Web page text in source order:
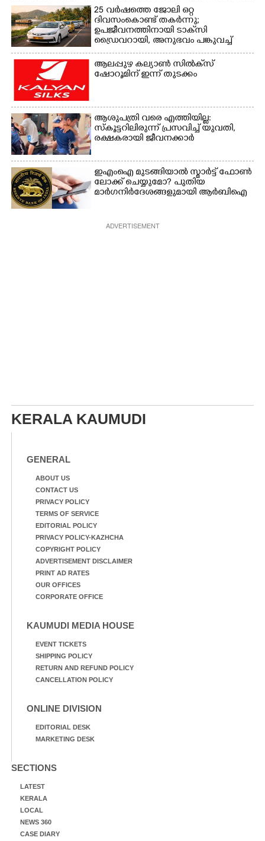
25 വർഷത്തെ ജോലി ഒറ്റ
ദിവസംകൊണ്ട് തകർന്നു;
ഉപജീവനത്തിനായി ടാക്‌സി
ഡ്രൈവറായി,​ അനുഭവം പങ്കുവച്ച്
യുവതി
ആലപ്പുഴ കല്യാൺ സിൽക്‌സ്
ഷോറൂമിന് ഇന്ന് തുടക്കം
ആശുപത്രി വരെ എത്തിയില്ല:
സ്കൂട്ടറിലിരുന്ന് പ്രസവിച്ച് യുവതി,
രക്ഷകരായി ജീവനക്കാർ
ഇഎംഐ മുടങ്ങിയാൽ സ്മാർട്ട് ഫോൺ
ലോക്ക് ചെയ്യുമോ? പുതിയ
മാർഗനിർദേശങ്ങളുമായി ആർബിഐ
ADVERTISEMENT
KERALA KAUMUDI
GENERAL
ABOUT US
CONTACT US
PRIVACY POLICY
TERMS OF SERVICE
EDITORIAL POLICY
PRIVACY POLICY-KAZHCHA
COPYRIGHT POLICY
ADVERTISEMENT DISCLAIMER
PRINT AD RATES
OUR OFFICES
CORPORATE OFFICE
KAUMUDI MEDIA HOUSE
EVENT TICKETS
SHIPPING POLICY
RETURN AND REFUND POLICY
CANCELLATION POLICY
ONLINE DIVISION
EDITORIAL DESK
MARKETING DESK
SECTIONS
LATEST
KERALA
LOCAL
NEWS 360
CASE DIARY